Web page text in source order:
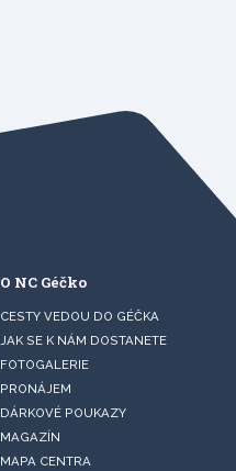
O NC Géčko
CESTY VEDOU DO GÉČKA
JAK SE K NÁM DOSTANETE
FOTOGALERIE
PRONÁJEM
DÁRKOVÉ POUKAZY
MAGAZÍN
MAPA CENTRA